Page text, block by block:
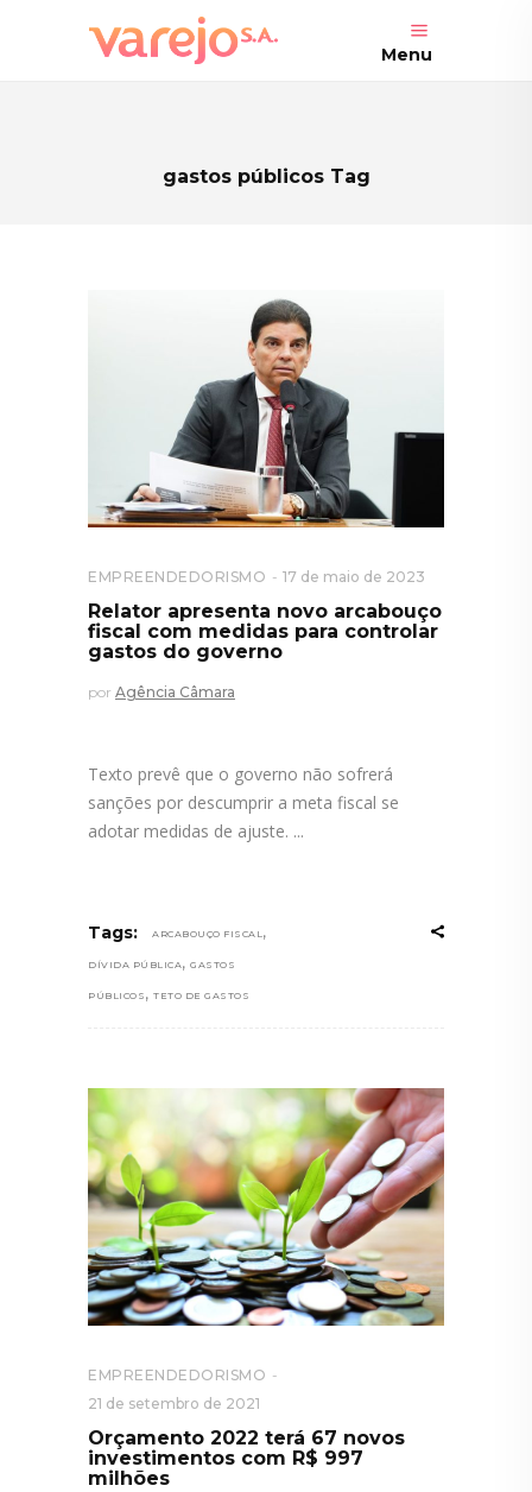
Menu
gastos públicos Tag
EMPREENDEDORISMO 17 de maio de 2023
Relator apresenta novo arcabouço
fiscal com medidas para controlar
gastos do governo
por Agência Câmara
Texto prevê que o governo não sofrerá
sanções por descumprir a meta fiscal se
adotar medidas de ajuste.
Tags: ARCABOUÇO FISCAL ,
DÍVIDA PÚBLICA , GASTOS
PÚBLICOS , TETO DE GASTOS
EMPREENDEDORISMO
21 de setembro de 2021
Orçamento 2022 terá 67 novos
investimentos com R$ 997
milhões